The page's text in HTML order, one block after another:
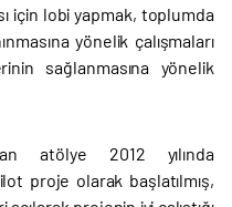
için lobi yapmak, toplumda
yönelik çalışmaları
sağlanmasına yönelik
atölye 2012 yılında
proje olarak başlatılmış,